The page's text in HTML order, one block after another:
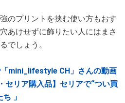
のプリントを挟む使い方もおす
あけせずに飾りたい人にはまさ
でしょう。
mini_lifestyle CH」さんの動画
セリア購入品】セリアで“つい買
」